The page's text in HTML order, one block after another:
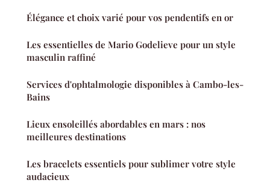
Élégance et choix varié pour vos pendentifs en or
Les essentielles de Mario Godelieve pour un style
masculin raffiné
Services d'ophtalmologie disponibles à Cambo-les-
Bains
Lieux ensoleillés abordables en mars : nos
meilleures destinations
Les bracelets essentiels pour sublimer votre style
audacieux